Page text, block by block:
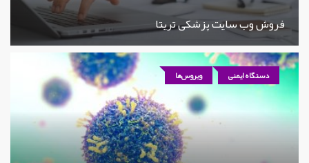
فروش وب سایت پزشکی تریتا
دستگاه ایمنی ویروس‌ها